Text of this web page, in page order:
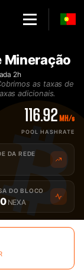
Mineração
2h
as taxas de
adicionais.
116.92 MH/s
POOL HASHRATE
DA REDE
DO BLOCO
NEXA